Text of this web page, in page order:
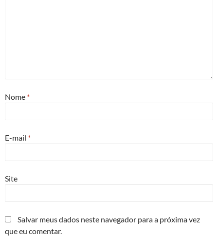
Nome *
E-mail *
Site
Salvar meus dados neste navegador para a próxima vez
que eu comentar.